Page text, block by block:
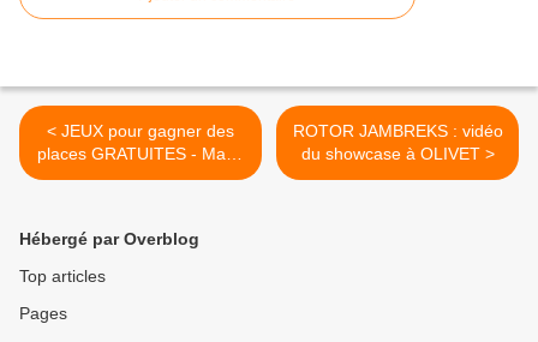
< JEUX pour gagner des
places GRATUITES - Mars,
Avril 2009
ROTOR JAMBREKS : vidéo
du showcase à OLIVET >
Hébergé par Overblog
Top articles
Pages